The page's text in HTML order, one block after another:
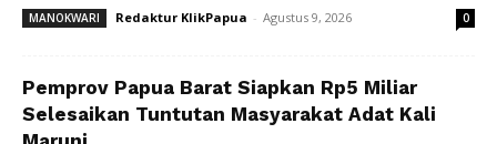
MANOKWARI Redaktur KlikPapua - Agustus 9, 2026 0
Pemprov Papua Barat Siapkan Rp5 Miliar
Selesaikan Tuntutan Masyarakat Adat Kali